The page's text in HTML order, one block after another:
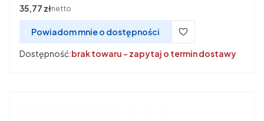
Cena
35,77 złnetto
Powiadom mnie o dostępności
Dostępność:brak towaru - zapytaj o termin dostawy